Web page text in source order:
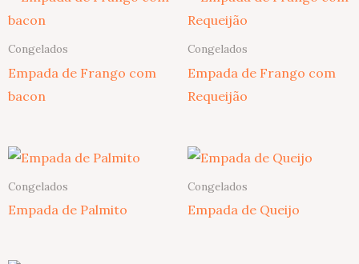
Congelados
Empada de Frango com
bacon
Congelados
Empada de Frango com
Requeijão
Congelados
Empada de Palmito
Congelados
Empada de Queijo